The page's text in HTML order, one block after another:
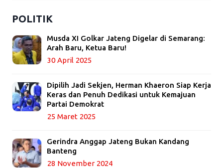
POLITIK
Musda XI Golkar Jateng Digelar di Semarang:
Arah Baru, Ketua Baru!
30 April 2025
Dipilih Jadi Sekjen, Herman Khaeron Siap Kerja
Keras dan Penuh Dedikasi untuk Kemajuan
Partai Demokrat
25 Maret 2025
Gerindra Anggap Jateng Bukan Kandang
Banteng
28 November 2024